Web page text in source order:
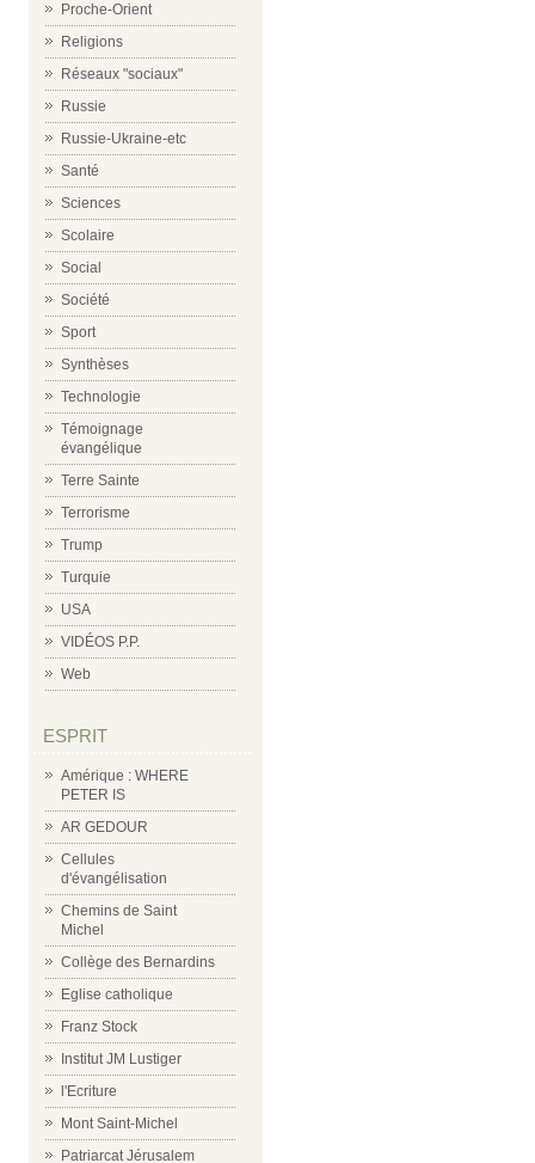
Proche-Orient
Religions
Réseaux "sociaux"
Russie
Russie-Ukraine-etc
Santé
Sciences
Scolaire
Social
Société
Sport
Synthèses
Technologie
Témoignage
évangélique
Terre Sainte
Terrorisme
Trump
Turquie
USA
VIDÉOS P.P.
Web
ESPRIT
Amérique : WHERE
PETER IS
AR GEDOUR
Cellules
d'évangélisation
Chemins de Saint
Michel
Collège des Bernardins
Eglise catholique
Franz Stock
Institut JM Lustiger
l'Ecriture
Mont Saint-Michel
Patriarcat Jérusalem